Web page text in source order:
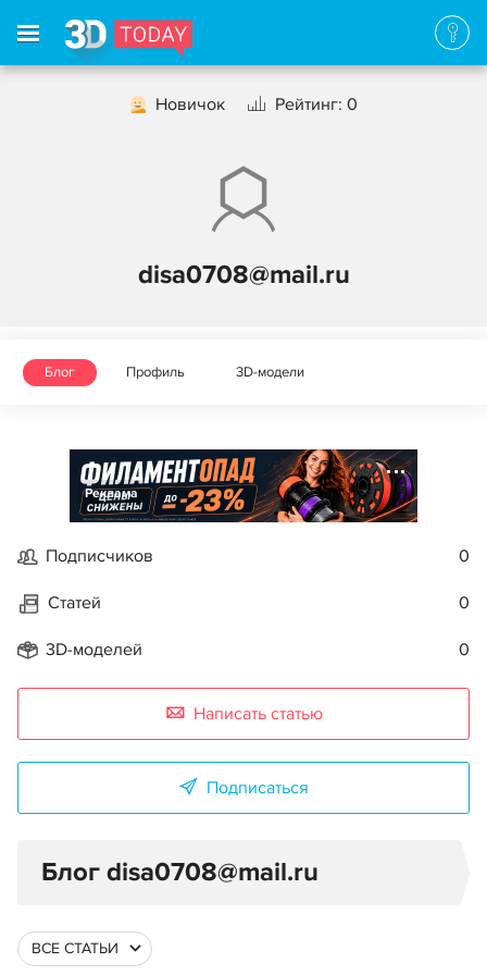
Новичок Рейтинг: 0
disa0708@mail.ru
Блог Профиль 3D-модели
Реклама
Подписчиков 0
Статей 0
3D-моделей 0
Написать статью
Подписаться
Блог disa0708@mail.ru
ВСЕ СТАТЬИ